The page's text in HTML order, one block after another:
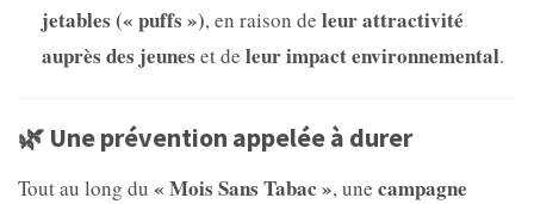
jetables (« puffs »), en raison de leur attractivité
auprès des jeunes et de leur impact environnemental.
🌿 Une prévention appelée à durer
Tout au long du « Mois Sans Tabac », une campagne